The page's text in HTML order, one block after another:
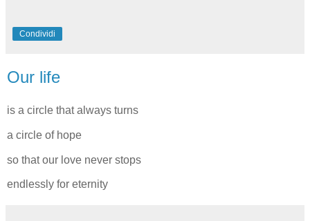
Condividi
Our life
is a circle that always turns
a circle of hope
so that our love never stops
endlessly for eternity